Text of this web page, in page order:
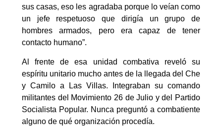
sus casas, eso les agradaba porque lo veían como
un jefe respetuoso que dirigía un grupo de
hombres armados, pero era capaz de tener
contacto humano”.
Al frente de esa unidad combativa reveló su
espíritu unitario mucho antes de la llegada del Che
y Camilo a Las Villas. Integraban su comando
militantes del Movimiento 26 de Julio y del Partido
Socialista Popular. Nunca preguntó a combatiente
alguno de qué organización procedía.